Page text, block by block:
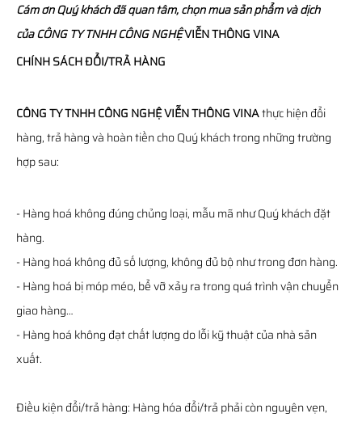
Cám ơn Quý khách đã quan tâm, chọn mua sản phẩm và dịch
củaCÔNG TY TNHH CÔNG NGHỆVIỄN THÔNGVINA
CHÍNH SÁCH ĐỔI/TRẢ HÀNG
CÔNG TY TNHH CÔNG NGHỆ VIỄN THÔNG VINAthực hiện đổi
hàng, trả hàng và hoàn tiền cho Quý khách trong những trường
hợp sau:
- Hàng hoá không đúng chủng loại, mẫu mã như Quý khách đặt
hàng.
- Hàng hoá không đủ số lượng, không đủ bộ như trong đơn hàng.
- Hàng hoá bị móp méo, bể vỡ xảy ra trong quá trình vận chuyển
giao hàng…
- Hàng hoá không đạt chất lượng do lỗi kỹ thuật của nhà sản
xuất.
Điều kiện đổi/trả hàng: Hàng hóa đổi/trả phải còn nguyên vẹn,